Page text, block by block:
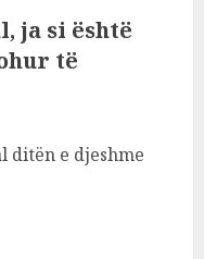
ja si është
të
ditën e djeshme